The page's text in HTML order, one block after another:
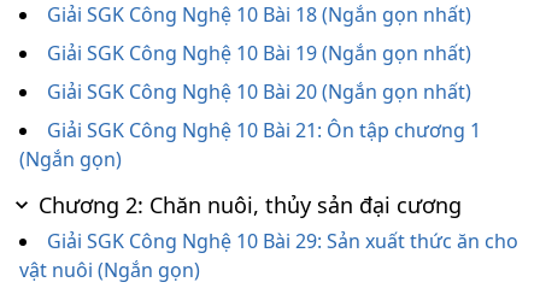
Giải SGK Công Nghệ 10 Bài 18 (Ngắn gọn nhất)
Giải SGK Công Nghệ 10 Bài 19 (Ngắn gọn nhất)
Giải SGK Công Nghệ 10 Bài 20 (Ngắn gọn nhất)
Giải SGK Công Nghệ 10 Bài 21: Ôn tập chương 1
(Ngắn gọn)
Chương 2: Chăn nuôi, thủy sản đại cương
Giải SGK Công Nghệ 10 Bài 29: Sản xuất thức ăn cho
vật nuôi (Ngắn gọn)